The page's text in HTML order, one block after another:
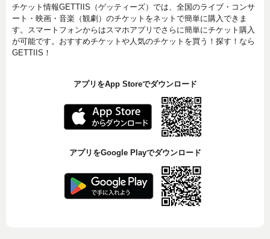
チケット情報GETTIIS（ゲッティーズ）では、全国のライブ・コンサ
ート・映画・音楽（観劇）のチケットをネットで簡単に購入できま
す。スマートフォンからはスマホアプリでさらに簡単にチケット購入
が可能です。おすすめチケットや人気のチケットを買う！探す！なら
GETTIIS！
アプリをApp Storeでダウンロード
アプリをGoogle Playでダウンロード